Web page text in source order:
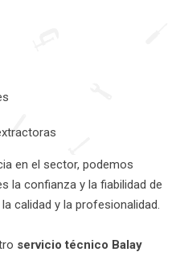
en el sector, podemos
la confianza y la fiabilidad de
calidad y la profesionalidad.
servicio técnico Balay